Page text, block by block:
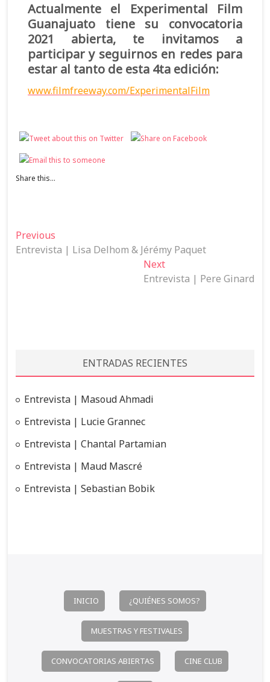
Actualmente el Experimental Film
Guanajuato tiene su convocatoria
2021 abierta, te invitamos a
participar y seguirnos en redes para
estar al tanto de esta 4ta edición:
www.filmfreeway.com/ExperimentalFilm
Share this...
N
a
i
ó
d
e
e
n
Previous
r
s
t
Entrevista | Lisa Delhom & Jérémy Paquet
NextN
e
t
:
Entrevista | Pere Ginard
ENTRADAS RECIENTES
Entrevista | Masoud Ahmadi
Entrevista | Lucie Grannec
Entrevista | Chantal Partamian
Entrevista | Maud Mascré
Entrevista | Sebastian Bobik
INICIO ¿QUIÉNES SOMOS?
MUESTRAS Y FESTIVALES
CONVOCATORIAS ABIERTAS CINE CLUB